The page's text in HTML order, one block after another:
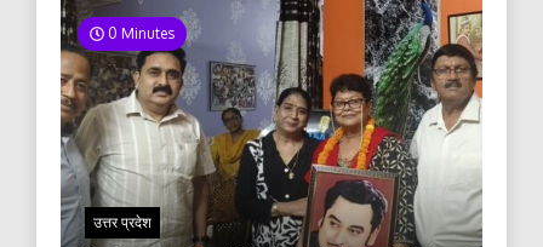
0 Minutes
उत्तर प्रदेश